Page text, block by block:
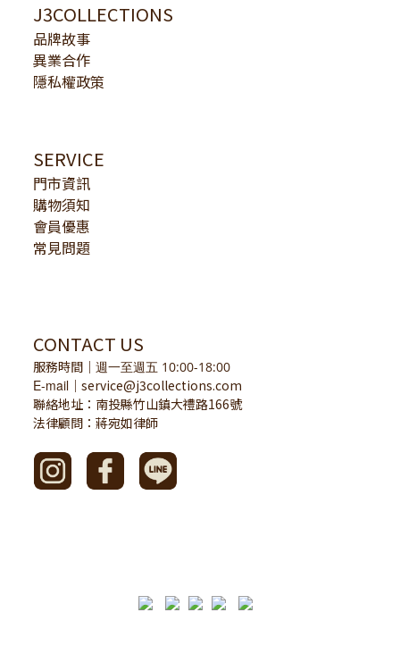
J3COLLECTIONS
品牌故事
異業合作
隱私權政策
SERVICE
門市資訊
購物須知
會員優惠
常見問題
CONTACT US
服務時間 ｜ 週一至週五 10:00-18:00
E-mail ｜ service@j3collections.com
聯絡地址：南投縣竹山鎮大禮路166號
法律顧問：蔣宛如律師